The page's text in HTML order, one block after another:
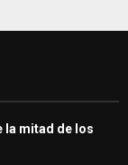
H
la mitad de los